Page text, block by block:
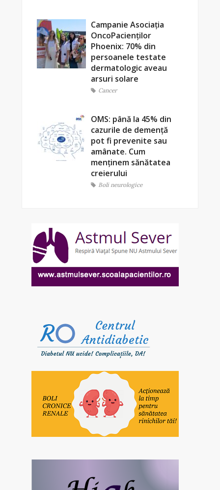
Campanie Asociația
OncoPacienților
Phoenix: 70% din
persoanele testate
dermatologic aveau
arsuri solare
Cancer
OMS: până la 45% din
cazurile de demență
pot fi prevenite sau
amânate. Cum
menținem sănătatea
creierului
Boli neurologice